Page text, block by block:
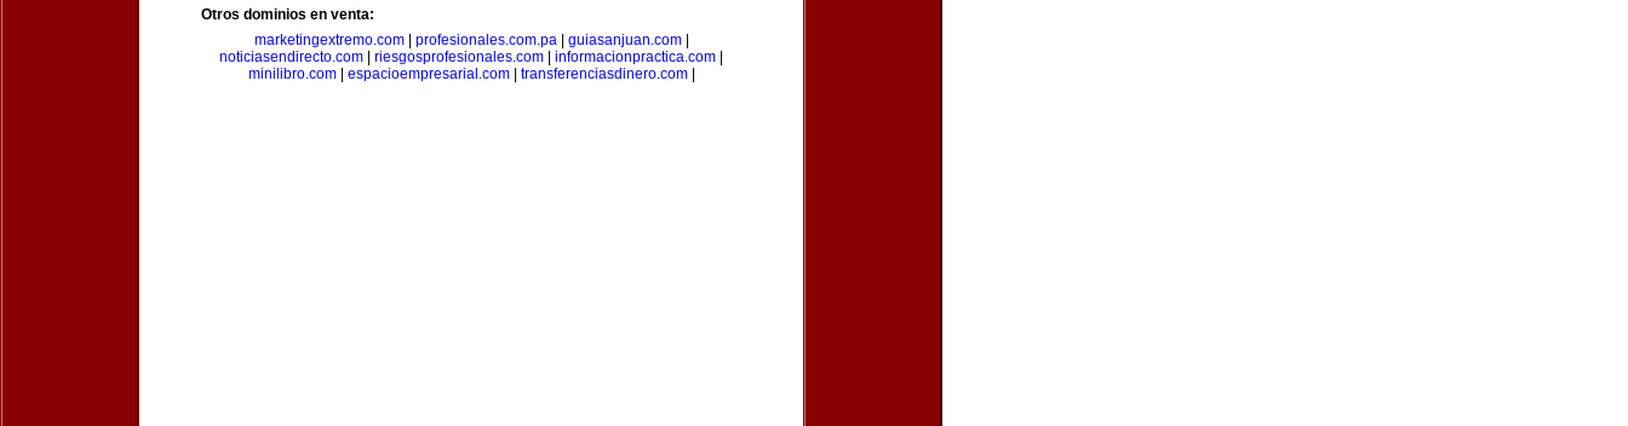
Otros dominios en venta:
marketingextremo.com| profesionales.com.pa| guiasanjuan.com|
noticiasendirecto.com
riesgosprofesionales.com informacionpractica.com
minilibro.com| espacioempresarial.com| transferenciasdinero.com|